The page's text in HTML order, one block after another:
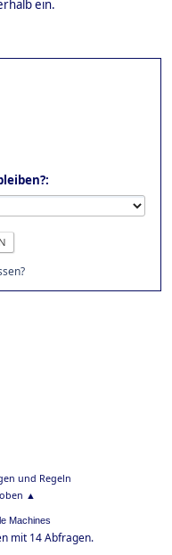
ein.
und Regeln
▲
Machines
mit 14 Abfragen.